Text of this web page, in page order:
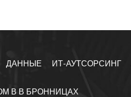
ДАННЫЕ ИТ-АУТСОРСИНГ
В В БРОННИЦАХ